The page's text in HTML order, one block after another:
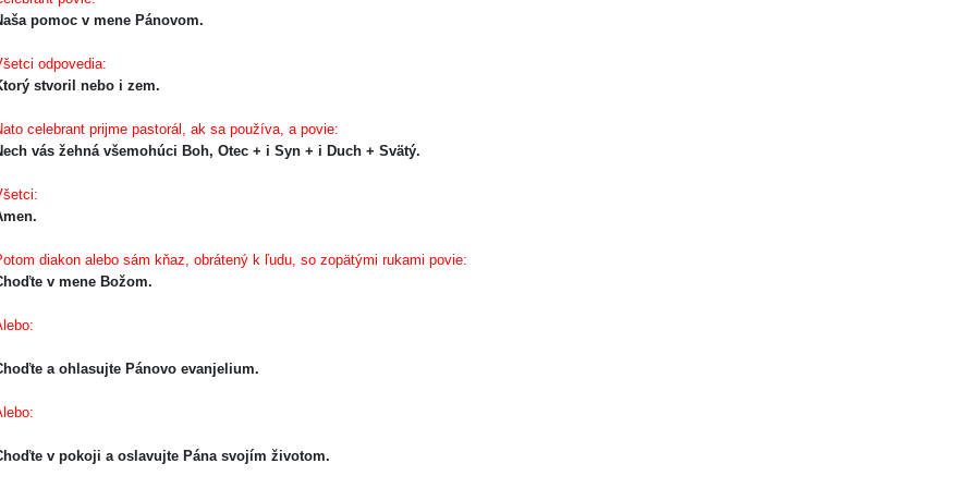
pomoc v mene Pánovom.
odpovedia:
stvoril nebo i zem.
celebrant prijme pastorál, ak sa používa, a povie:
vás žehná všemohúci Boh, Otec + i Syn + i Duch + Svätý.
diakon alebo sám kňaz, obrátený k ľudu, so zopätými rukami povie:
v mene Božom.
a ohlasujte Pánovo evanjelium.
v pokoji a oslavujte Pána svojím životom.